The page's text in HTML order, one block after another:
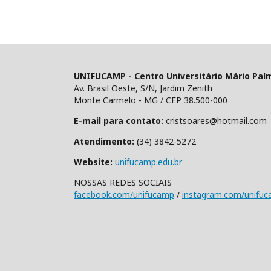
UNIFUCAMP - Centro Universitário Mário
Av. Brasil Oeste, S/N, Jardim Zenith
Monte Carmelo - MG / CEP 38.500-000
E-mail para contato: cristsoares@hotmail.com
Atendimento: (34) 3842-5272
Website: unifucamp.edu.br
NOSSAS REDES SOCIAIS
facebook.com/unifucamp / instagram.com/